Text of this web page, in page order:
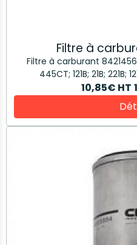
Filtre à
Filtre à carburant
445CT; 121B; 21B; 221B;
10,85€ HT